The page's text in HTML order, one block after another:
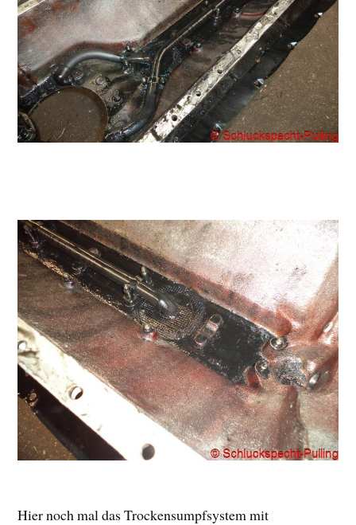
Hier noch mal das Trockensumpfsystem mit